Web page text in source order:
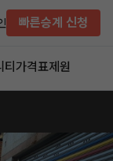
빠른승계 신청
가격표제원